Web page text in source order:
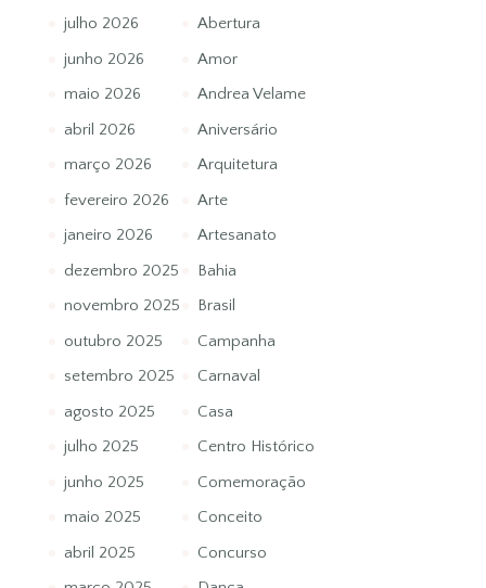
julho 2026
junho 2026
maio 2026
abril 2026
março 2026
fevereiro 2026
janeiro 2026
dezembro 2025
novembro 2025
outubro 2025
setembro 2025
agosto 2025
julho 2025
junho 2025
maio 2025
abril 2025
Abertura
Amor
Andrea Velame
Aniversário
Arquitetura
Arte
Artesanato
Bahia
Brasil
Campanha
Carnaval
Casa
Centro Histórico
Comemoração
Conceito
Concurso